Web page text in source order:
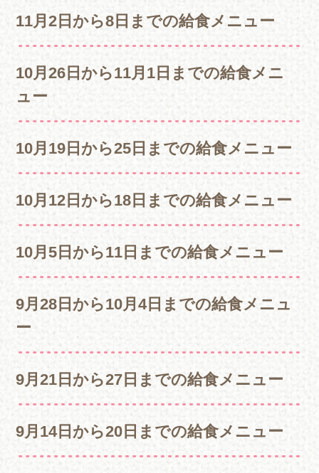
11月2日から8日までの給食メニュー
10月26日から11月1日までの給食メニ
ュー
10月19日から25日までの給食メニュー
10月12日から18日までの給食メニュー
10月5日から11日までの給食メニュー
9月28日から10月4日までの給食メニュ
ー
9月21日から27日までの給食メニュー
9月14日から20日までの給食メニュー